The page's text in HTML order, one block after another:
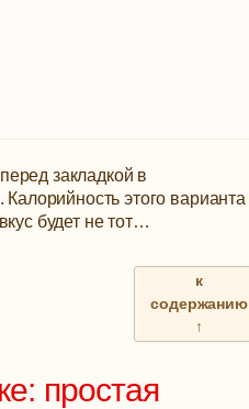
закладкой в
этого варианта
будет не тот…
к
содержанию
↑
простая